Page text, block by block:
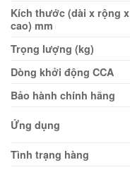
Kích thước (dài x rộng x
cao) mm
Trọng lượng (kg)
Dòng khởi động CCA
Bảo hành chính hãng
Ứng dụng
Tình trạng hàng